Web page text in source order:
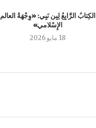
الكِتابُ الرَّابِعُ لِبِن نَبِي: «وِجْهَةُ العالم
الإِسْلامي»
18 مايو 2026